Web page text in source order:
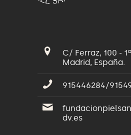
C/ Ferraz, 100 -
Madrid, España.
915446284/
dv.es